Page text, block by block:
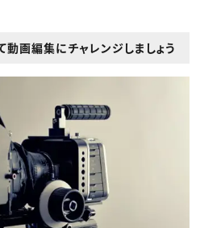
画編集にチャレンジしましょう